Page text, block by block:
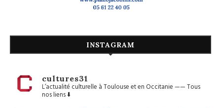
INSTAGRAM
cultures31
L’actualité culturelle à Toulouse et en Occitanie——Tous
nos liens ⬇️